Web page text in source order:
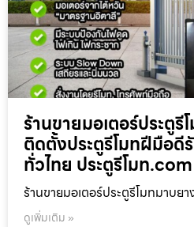
ร้านขายมอเตอร์ประตู
ติดตั้งประตูรีโมทฝีมือดี
ทั่วไทย ประตูรีโมท.com
ร้านขายมอเตอร์ประตูรีโมทมาบย
ดูเพิ่มเติม »